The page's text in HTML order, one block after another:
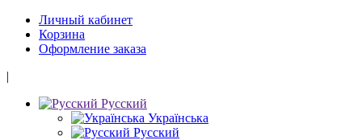
Личный кабинет
Корзина
Оформление заказа
|
Русский
Українська
Русский